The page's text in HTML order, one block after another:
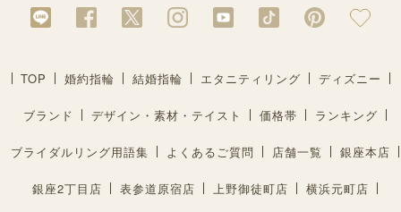
TOP 婚約指輪 結婚指輪 エタニティリング ディズニー
ブランド デザイン・素材・テイスト 価格帯 ランキング
ブライダルリング用語集 よくあるご質問 店舗一覧 銀座本店
銀座2丁目店 表参道原宿店 上野御徒町店 横浜元町店